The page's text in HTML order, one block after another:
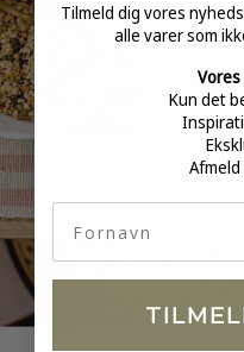
Tilmeld dig vores
alle varer som
Kun det